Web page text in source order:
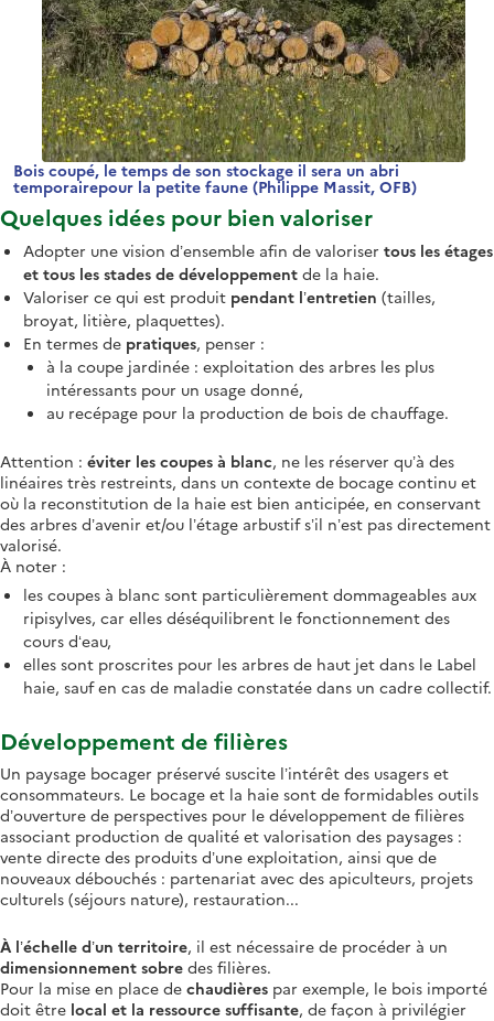
Bois coupé, le temps de son stockage il sera un abri
temporairepour la petite faune (Philippe Massit, OFB)
Quelques idées pour bien valoriser
Adopter une vision d’ensemble afin de valoriser tous les étages
et tous les stades de développement de la haie.
Valoriser ce qui est produit pendant l’entretien (tailles,
broyat, litière, plaquettes).
En termes de pratiques, penser :
à la coupe jardinée : exploitation des arbres les plus
intéressants pour un usage donné,
au recépage pour la production de bois de chauffage.
Attention : éviter les coupes à blanc, ne les réserver qu’à des
linéaires très restreints, dans un contexte de bocage continu et
où la reconstitution de la haie est bien anticipée, en conservant
des arbres d’avenir et/ou l’étage arbustif s’il n’est pas directement
valorisé.
À noter :
les coupes à blanc sont particulièrement dommageables aux
ripisylves, car elles déséquilibrent le fonctionnement des
cours d‘eau,
elles sont proscrites pour les arbres de haut jet dans le Label
haie, sauf en cas de maladie constatée dans un cadre collectif.
Développement de filières
Un paysage bocager préservé suscite l’intérêt des usagers et
consommateurs. Le bocage et la haie sont de formidables outils
d’ouverture de perspectives pour le développement de filières
associant production de qualité et valorisation des paysages :
vente directe des produits d’une exploitation, ainsi que de
nouveaux débouchés : partenariat avec des apiculteurs, projets
culturels (séjours nature), restauration...
À l’échelle d’un territoire, il est nécessaire de procéder à un
dimensionnement sobre des filières.
Pour la mise en place de chaudières par exemple, le bois importé
doit être local et la ressource suffisante, de façon à privilégier